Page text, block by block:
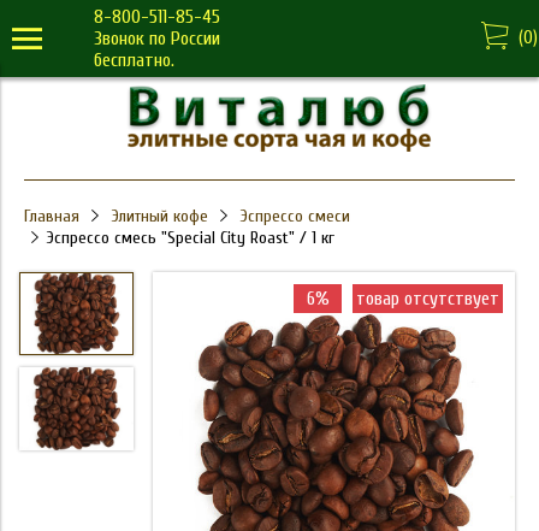
8-800-511-85-45
Звонок по России
бесплатно.
(0)
Главная Элитный кофе
Эспрессо смеси
Эспрессо смесь "Special City Roast" / 1 кг
6% товар отсутствует